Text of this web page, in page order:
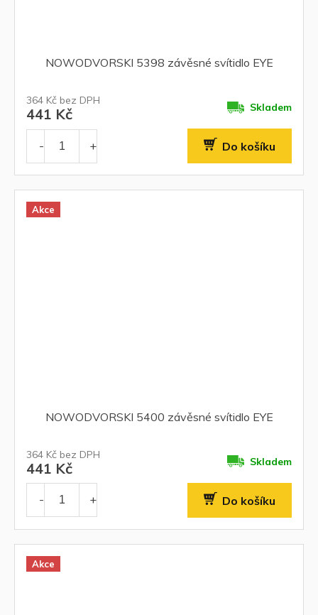
NOWODVORSKI 5398 závěsné svítidlo EYE
364 Kč bez DPH
441 Kč Skladem
Do košíku
Akce
NOWODVORSKI 5400 závěsné svítidlo EYE
364 Kč bez DPH
441 Kč Skladem
Do košíku
Akce